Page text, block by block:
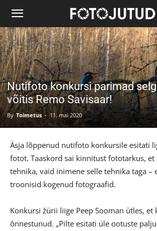
Nutifoto konkursi parimad
võitis Remo Savisaar!
By Toimetus - 11. mai 2020
Äsja lõppenud nutifoto konkursile esitati
fotot. Taaskord sai kinnitust fototarkus,
tehnika, vaid inimene selle tehnika taga –
troonisid kogenud fotograafid.
Konkursi žürii liige Peep Sooman ütles, et
õnnestunud. „Pilte esitati üle ootuste